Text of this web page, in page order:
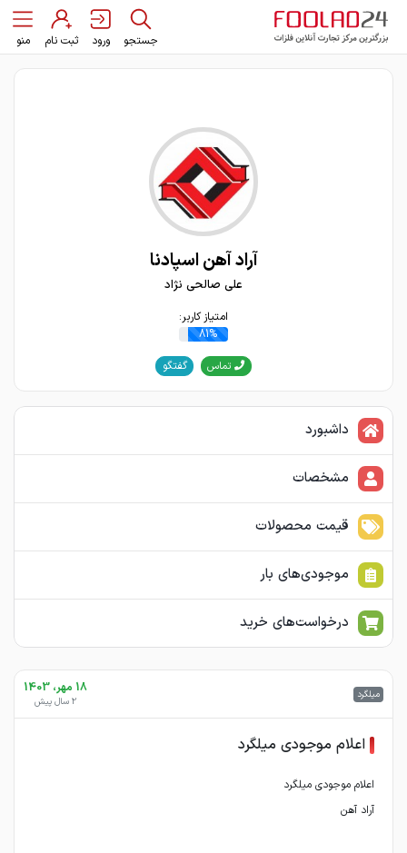
جستجو ورود ثبت نام منو
آراد آهن اسپادنا
علی صالحی نژاد
امتیاز کاربر:
81%
تماس گفتگو
داشبورد
مشخصات
قیمت محصولات
موجودی‌های بار
درخواست‌های خرید
میلگرد 18 مهر، 1403
2 سال پیش
اعلام موجودی میلگرد
آراد آهن